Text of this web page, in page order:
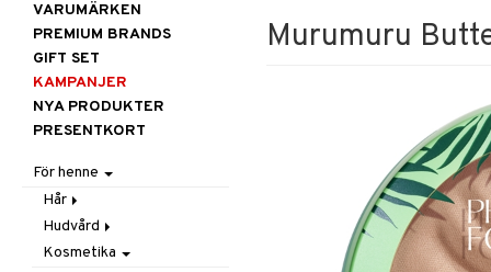
Murumuru
VARUMÄRKEN
PREMIUM BRANDS
GIFT SET
KAMPANJER
NYA PRODUKTER
PRESENTKORT
För henne
Hår
Accessoarer
Balsam
Hudvård
Ansiktscremer
Kosmetika